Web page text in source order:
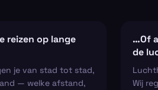
reizen op lange
je van stad tot stad,
— welke afstand,
…Of
de
Wij